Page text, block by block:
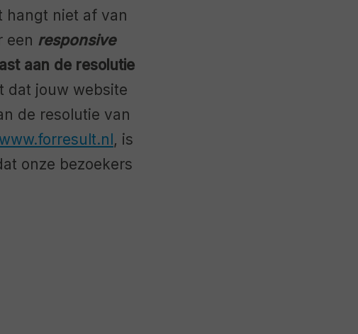
hangt niet af van
een responsive
aan de resolutie
dat jouw website
de resolutie van
www.forresult.nl, is
onze bezoekers